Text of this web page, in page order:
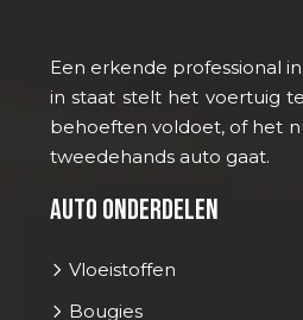
Een erkende professional
in staat stelt het voertuig
behoeften voldoet, of het
tweedehands auto gaat.
Auto onderdelen
Vloeistoffen
Bougies